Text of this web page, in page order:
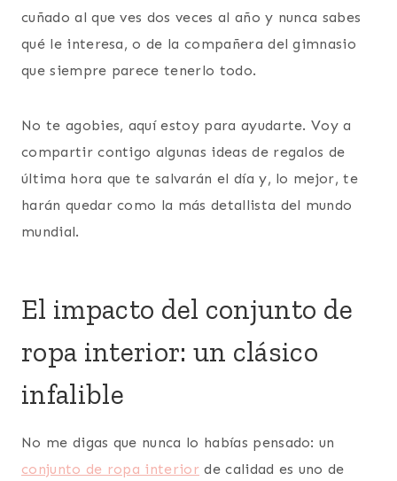
cuñado al que ves dos veces al año y nunca sabes
qué le interesa, o de la compañera del gimnasio
que siempre parece tenerlo todo.
No te agobies, aquí estoy para ayudarte. Voy a
compartir contigo algunas ideas de regalos de
última hora que te salvarán el día y, lo mejor, te
harán quedar como la más detallista del mundo
mundial.
El impacto del conjunto de
ropa interior: un clásico
infalible
No me digas que nunca lo habías pensado: un
conjunto de ropa interior de calidad es uno de